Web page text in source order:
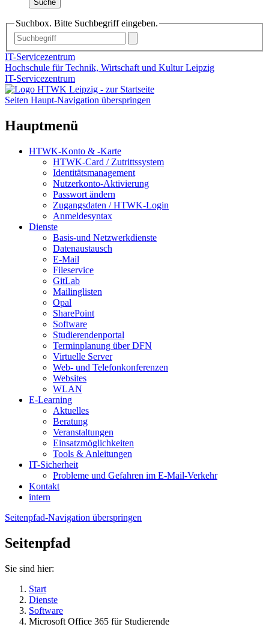
Suche
Suchbox. Bitte Suchbegriff eingeben.
IT-Servicezentrum
Hochschule für Technik, Wirtschaft und Kultur Leipzig
IT-Servicezentrum
Seiten Haupt-Navigation überspringen
Hauptmenü
HTWK-Konto & -Karte
HTWK-Card / Zutrittssystem
Identitätsmanagement
Nutzerkonto-Aktivierung
Passwort ändern
Zugangsdaten / HTWK-Login
Anmeldesyntax
Dienste
Basis-und Netzwerkdienste
Datenaustausch
E-Mail
Fileservice
GitLab
Mailinglisten
Opal
SharePoint
Software
Studierendenportal
Terminplanung über DFN
Virtuelle Server
Web- und Telefonkonferenzen
Websites
WLAN
E-Learning
Aktuelles
Beratung
Veranstaltungen
Einsatzmöglichkeiten
Tools & Anleitungen
IT-Sicherheit
Probleme und Gefahren im E-Mail-Verkehr
Kontakt
intern
Seitenpfad-Navigation überspringen
Seitenpfad
Sie sind hier:
Start
Dienste
Software
Microsoft Office 365 für Studierende